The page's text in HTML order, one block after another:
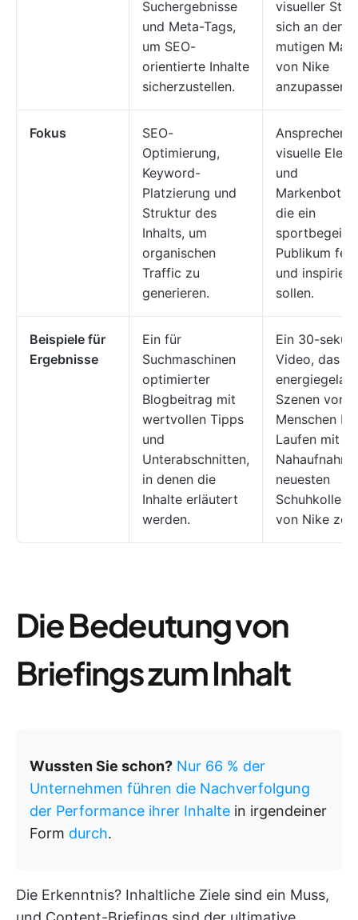
Suchergebnisse
und Meta-Tags,
um SEO-
orientierte Inhalte
sicherzustellen.
visueller Stil,
sich an den
mutigen
von Nike
anzupassen.
Fokus
SEO-
Optimierung,
Keyword-
Platzierung und
Struktur des
Inhalts, um
organischen
Traffic zu
generieren.
visuelle
und
die ein
Publikum
und
sollen.
Beispiele für
Ergebnisse
Ein für
Suchmaschinen
optimierter
Blogbeitrag mit
wertvollen Tipps
und
Unterabschnitten,
in denen die
Inhalte erläutert
werden.
Ein 30-
Video, das
Szenen von
Menschen
Laufen mit
neuesten
von Nike
Die Bedeutung von
Briefings zum Inhalt
Wussten Sie schon? Nur 66 % der
Unternehmen führen die Nachverfolgung
der Performance ihrer Inhalte in irgendeiner
Form durch.
Die Erkenntnis? Inhaltliche Ziele sind ein Muss,